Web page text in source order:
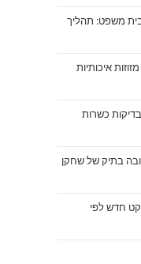
משפט: תהליך
איכותיות
כשרות
בתיק של שחקן
חדש לפי